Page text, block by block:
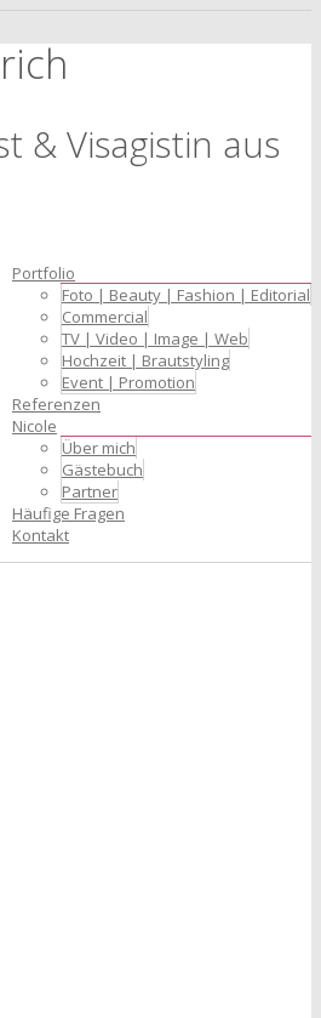
& Visagistin aus
Portfolio
Foto | Beauty | Fashion | Editorial
Commercial
TV | Video | Image | Web
Hochzeit | Brautstyling
Event | Promotion
Referenzen
Nicole
Über mich
Gästebuch
Partner
Häufige Fragen
Kontakt